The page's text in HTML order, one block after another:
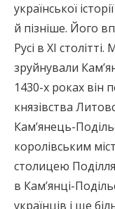
Караїмська секта
середньовічних
Євфратом і
караїми
столітті, а
татарськими
століття.
Війни й
дальших
української
й пізніше. Його
Русі в XI
зруйнували
1430-х роках він
князівства
Кам’янець-
королівським
столицею
в Кам’янці-
українців і ще